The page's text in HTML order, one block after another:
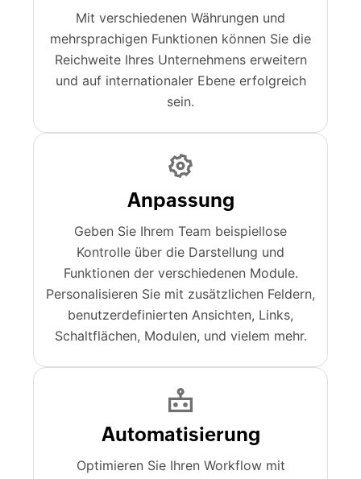
Mit verschiedenen Währungen und
mehrsprachigen Funktionen können Sie die
Reichweite Ihres Unternehmens erweitern
und auf internationaler Ebene erfolgreich
sein.
Anpassung
Geben Sie Ihrem Team beispiellose
Kontrolle über die Darstellung und
Funktionen der verschiedenen Module.
Personalisieren Sie mit zusätzlichen Feldern,
benutzerdefinierten Ansichten, Links,
Schaltflächen, Modulen, und vielem mehr.
Automatisierung
Optimieren Sie Ihren Workflow mit